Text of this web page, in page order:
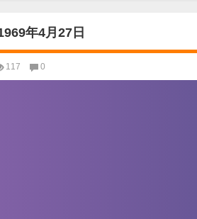
年4月27日
117 0